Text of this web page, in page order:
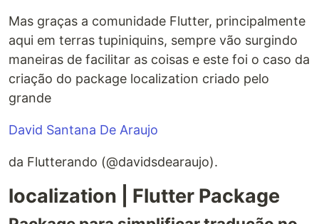
Mas graças a comunidade Flutter, principalmente
aqui em terras tupiniquins, sempre vão surgindo
maneiras de facilitar as coisas e este foi o caso da
criação do package localization criado pelo
grande
David Santana De Araujo
da Flutterando (@davidsdearaujo).
localization | Flutter Package